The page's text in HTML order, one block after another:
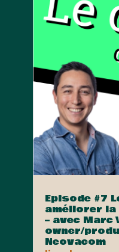
Episode #7
améliorer
– avec Marc
owner/
Neovacom